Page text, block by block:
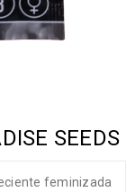
SEEDS
feminizada